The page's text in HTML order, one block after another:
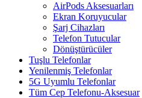
AirPods Aksesuarları
Ekran Koruyucular
Şarj Cihazları
Telefon Tutucular
Dönüştürücüler
Tuşlu Telefonlar
Yenilenmiş Telefonlar
5G Uyumlu Telefonlar
Tüm Cep Telefonu-Aksesuar